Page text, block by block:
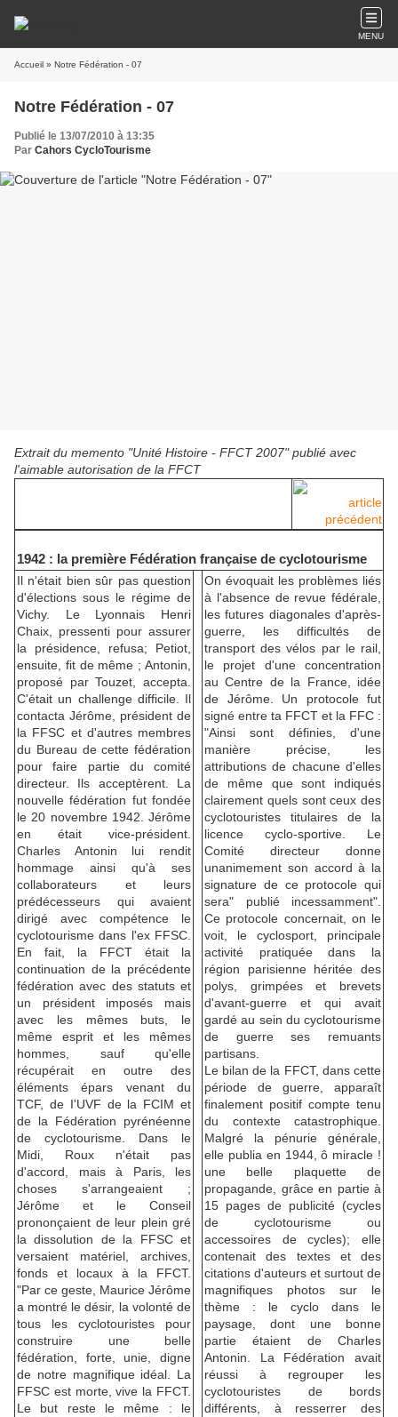
MENU
Accueil » Notre Fédération - 07
Notre Fédération - 07
Publié le 13/07/2010 à 13:35
Par Cahors CycloTourisme
Extrait du memento "Unité Histoire - FFCT 2007" publié avec
l'aimable autorisation de la FFCT
article
précédent
1942 : la première Fédération française de cyclotourisme
Il n'était bien sûr pas question
d'élections sous le régime de
Vichy. Le Lyonnais Henri
Chaix, pressenti pour assurer
la présidence, refusa; Petiot,
ensuite, fit de même ; Antonin,
proposé par Touzet, accepta.
C'était un challenge difficile. Il
contacta Jérôme, président de
la FFSC et d'autres membres
du Bureau de cette fédération
pour faire partie du comité
directeur. Ils acceptèrent. La
nouvelle fédération fut fondée
le 20 novembre 1942. Jérôme
en était vice-président.
Charles Antonin lui rendit
hommage ainsi qu'à ses
collaborateurs et leurs
prédécesseurs qui avaient
dirigé avec compétence le
cyclotourisme dans l'ex FFSC.
En fait, la FFCT était la
continuation de la précédente
fédération avec des statuts et
un président imposés mais
avec les mêmes buts, le
même esprit et les mêmes
hommes, sauf qu'elle
récupérait en outre des
éléments épars venant du
TCF, de I'UVF de la FCIM et
de la Fédération pyrénéenne
de cyclotourisme. Dans le
Midi, Roux n'était pas
d'accord, mais à Paris, les
choses s'arrangeaient ;
Jérôme et le Conseil
prononçaient de leur plein gré
la dissolution de la FFSC et
versaient matériel, archives,
fonds et locaux à la FFCT.
"Par ce geste, Maurice Jérôme
a montré le désir, la volonté de
tous les cyclotouristes pour
construire une belle
fédération, forte, unie, digne
de notre magnifique idéal. La
FFSC est morte, vive la FFCT.
Le but reste le même : le
On évoquait les problèmes liés
à l'absence de revue fédérale,
les futures diagonales d'après-
guerre, les difficultés de
transport des vélos par le rail,
le projet d'une concentration
au Centre de la France, idée
de Jérôme. Un protocole fut
signé entre ta FFCT et la FFC :
"Ainsi sont définies, d'une
manière précise, les
attributions de chacune d'elles
de même que sont indiqués
clairement quels sont ceux des
cyclotouristes titulaires de la
licence cyclo-sportive. Le
Comité directeur donne
unanimement son accord à la
signature de ce protocole qui
sera" publié incessamment".
Ce protocole concernait, on le
voit, le cyclosport, principale
activité pratiquée dans la
région parisienne héritée des
polys, grimpées et brevets
d'avant-guerre et qui avait
gardé au sein du cyclotourisme
de guerre ses remuants
partisans.
Le bilan de la FFCT, dans cette
période de guerre, apparaît
finalement positif compte tenu
du contexte catastrophique.
Malgré la pénurie générale,
elle publia en 1944, ô miracle !
une belle plaquette de
propagande, grâce en partie à
15 pages de publicité (cycles
de cyclotourisme ou
accessoires de cycles); elle
contenait des textes et des
citations d'auteurs et surtout de
magnifiques photos sur le
thème : le cyclo dans le
paysage, dont une bonne
partie étaient de Charles
Antonin. La Fédération avait
réussi à regrouper les
cyclotouristes de bords
différents, à resserrer des